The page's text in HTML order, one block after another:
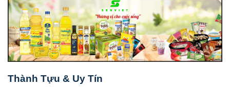
Thành Tựu & Uy Tín